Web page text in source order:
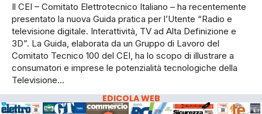
Il CEI – Comitato Elettrotecnico Italiano – ha recentemente
presentato la nuova Guida pratica per l’Utente “Radio e
televisione digitale. Interattività, TV ad Alta Definizione e
3D”. La Guida, elaborata da un Gruppo di Lavoro del
Comitato Tecnico 100 del CEI, ha lo scopo di illustrare a
consumatori e imprese le potenzialità tecnologiche della
Televisione…
EDICOLA WEB